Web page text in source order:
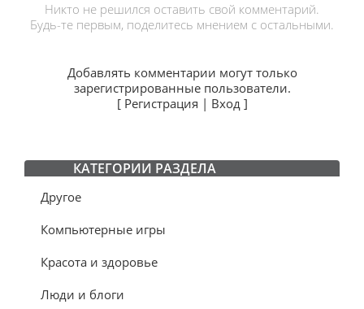
Никто не решился оставить свой комментарий.
Будь-те первым, поделитесь мнением с остальными.
Добавлять комментарии могут только
зарегистрированные пользователи.
[ Регистрация | Вход]
КАТЕГОРИИ РАЗДЕЛА
Другое
Компьютерные игры
Красота и здоровье
Люди и блоги